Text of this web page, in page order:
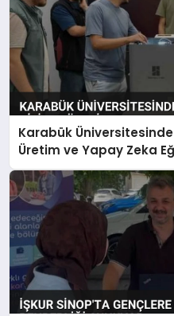
Karabük
Üretim ve Yapay Zeka